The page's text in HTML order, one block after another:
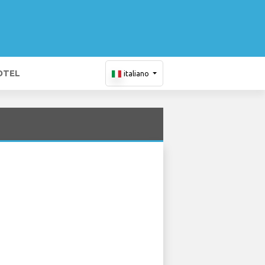
italiano